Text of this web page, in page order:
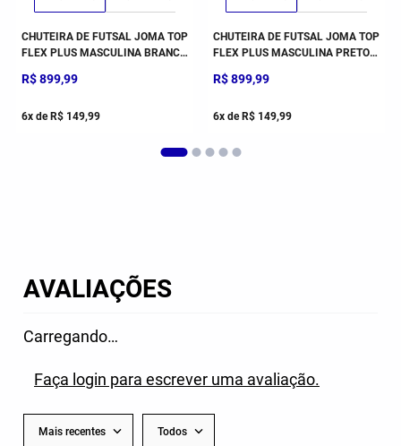
CHUTEIRA DE FUTSAL JOMA TOP
FLEX PLUS MASCULINA BRANCO
R$899,99
6x de R$ 149,99
CHUTEIRA DE FUTSAL JOMA TOP
FLEX PLUS MASCULINA PRETO E
R$899,99
6x de R$ 149,99
AVALIAÇÕES
Carregando…
Faça login para escrever uma avaliação.
Mais recentes Todos